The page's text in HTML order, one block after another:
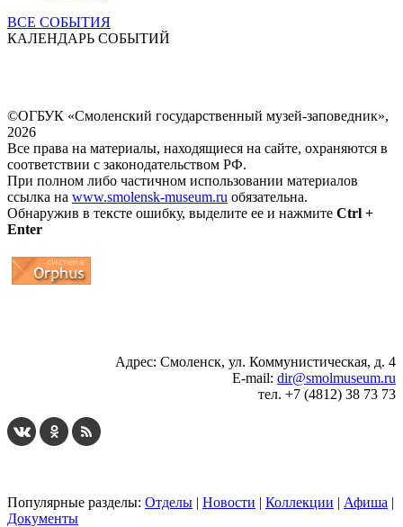
ВСЕ СОБЫТИЯ
КАЛЕНДАРЬ СОБЫТИЙ
©ОГБУК «Смоленский государственный музей-заповедник»,
2026
Все права на материалы, находящиеся на сайте, охраняются в
соответствии с законодательством РФ.
При полном либо частичном использовании материалов
ссылка на www.smolensk-museum.ru обязательна.
Обнаружив в тексте ошибку, выделите ее и нажмите Ctrl +
Enter
Адрес: Смоленск, ул. Коммунистическая, д. 4
E-mail: dir@smolmuseum.ru
тел. +7 (4812) 38 73 73
Популярные разделы: Отделы | Новости | Коллекции | Афиша |
Документы